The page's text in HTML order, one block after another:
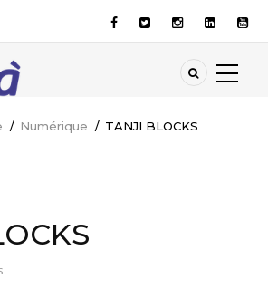
/ Numérique / TANJI BLOCKS